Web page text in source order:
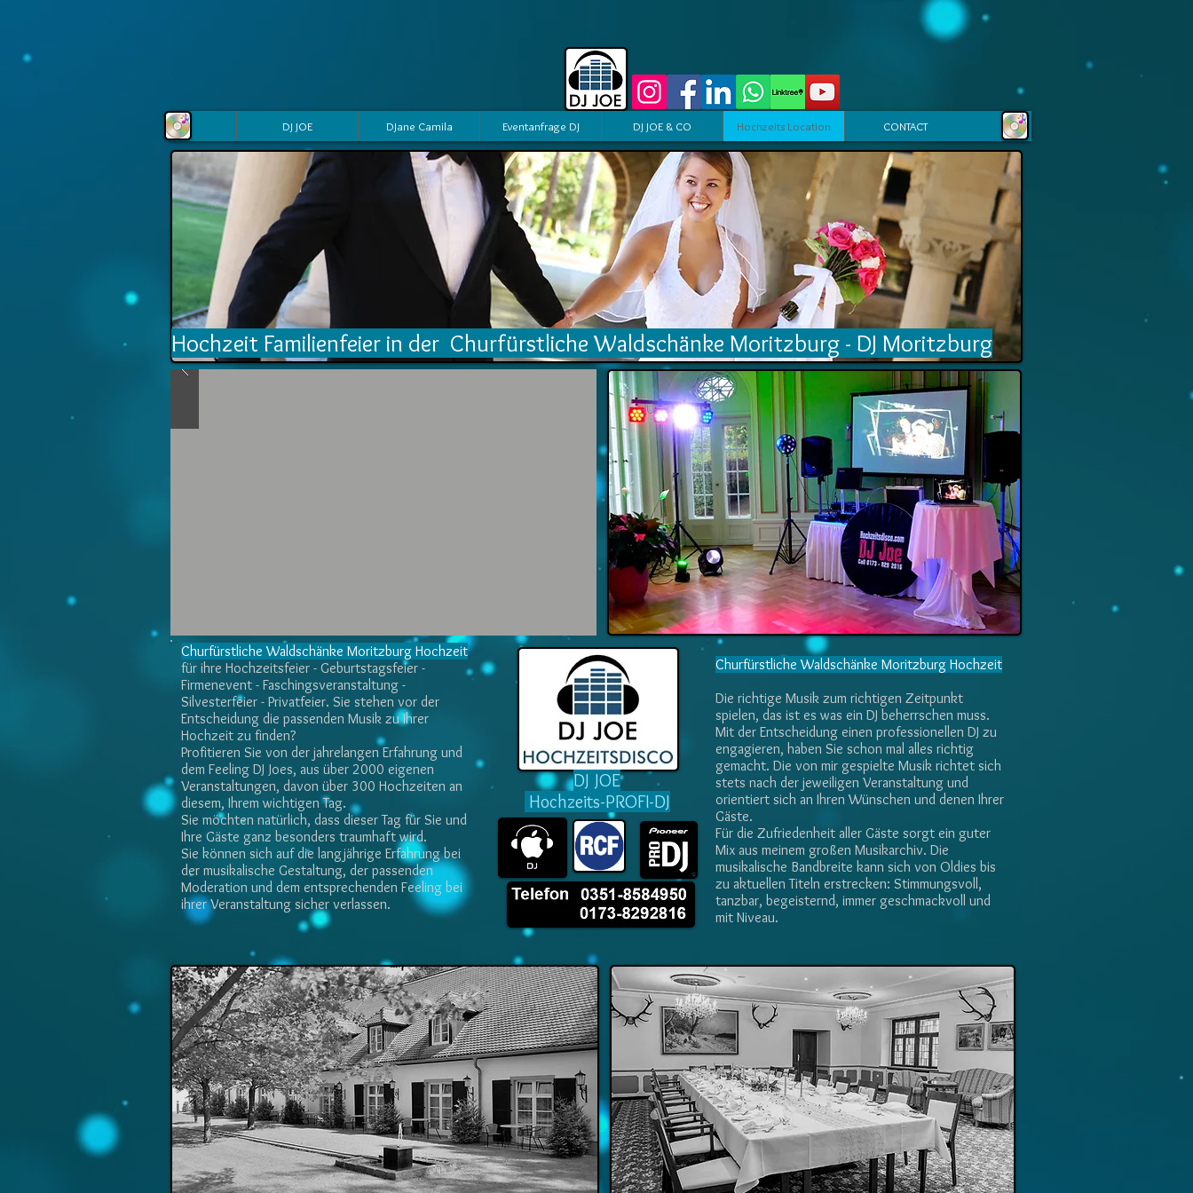
DJ JOE DJane Camila Eventanfrage DJ DJ JOE & CO Hochzeits Location CONTACT
Hochzeit Familienfeier in der Churfürstliche Waldschänke Moritzburg - DJ Moritzburg
Churfürstliche Waldschänke Moritzburg Hochzeit
für ihre Hochzeitsfeier - Geburtstagsfeier -
Firmenevent - Faschingsveranstaltung -
Silvesterfeier - Privatfeier. Sie stehen vor der
Entscheidung die passenden Musik zu Ihrer
Hochzeit zu finden?
Profitieren Sie von der jahrelangen Erfahrung und
dem Feeling DJ Joes, aus über 2000 eigenen
Veranstaltungen, davon über 300 Hochzeiten an
diesem, Ihrem wichtigen Tag.
Sie möchten natürlich, dass dieser Tag für Sie und
Ihre Gäste ganz besonders traumhaft wird.
Sie können sich auf die langjährige Erfahrung bei
der musikalische Gestaltung, der passenden
Moderation und dem entsprechenden Feeling bei
ihrer Veranstaltung sicher verlassen.
DJ JOE
Hochzeits-PROFI-DJ
Churfürstliche Waldschänke Moritzburg Hochzeit
Die richtige Musik zum richtigen Zeitpunkt
spielen, das ist es was ein DJ beherrschen muss.
Mit der Entscheidung einen professionellen DJ zu
engagieren, haben Sie schon mal alles richtig
gemacht. Die von mir gespielte Musik richtet sich
stets nach der jeweiligen Veranstaltung und
orientiert sich an Ihren Wünschen und denen Ihrer
Gäste.
Für die Zufriedenheit aller Gäste sorgt ein guter
Mix aus meinem großen Musikarchiv. Die
musikalische Bandbreite kann sich von Oldies bis
zu aktuellen Titeln erstrecken: Stimmungsvoll,
tanzbar, begeisternd, immer geschmackvoll und
mit Niveau.